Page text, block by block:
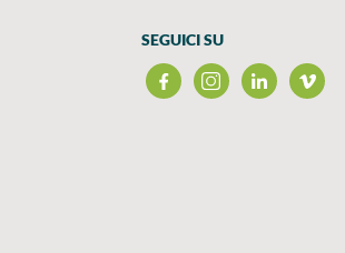
SEGUICI SU